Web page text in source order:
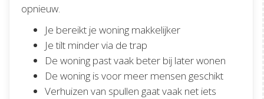
opnieuw.
Je bereikt je woning makkelijker
Je tilt minder via de trap
De woning past vaak beter bij later wonen
De woning is voor meer mensen geschikt
Verhuizen van spullen gaat vaak net iets